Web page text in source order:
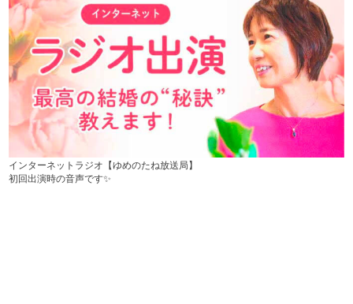
インターネットラジオ【ゆめのたね放送局】
初回出演時の音声です✨